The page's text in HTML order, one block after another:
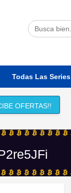
Todas Las Series
OFERTAS!!